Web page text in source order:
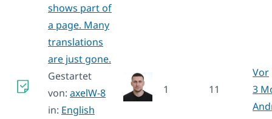
shows part of
a page. Many
translations
are just gone.
Gestartet
von: axelW-8
in: English
1 11
Vor
3